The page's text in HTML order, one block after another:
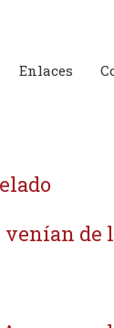
Enlaces
venían de